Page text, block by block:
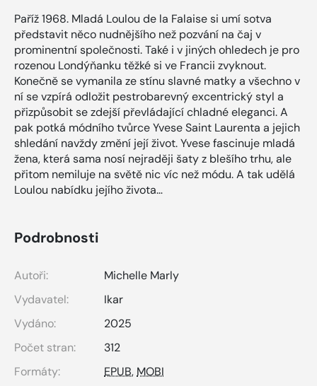
Paříž 1968. Mladá Loulou de la Falaise si umí sotva
představit něco nudnějšího než pozvání na čaj v
prominentní společnosti. Také i v jiných ohledech je pro
rozenou Londýňanku těžké si ve Francii zvyknout.
Konečně se vymanila ze stínu slavné matky a všechno v
ní se vzpírá odložit pestrobarevný excentrický styl a
přizpůsobit se zdejší převládající chladné eleganci. A
pak potká módního tvůrce Yvese Saint Laurenta a jejich
shledání navždy změní její život. Yvese fascinuje mladá
žena, která sama nosí nejraději šaty z blešího trhu, ale
přitom nemiluje na světě nic víc než módu. A tak udělá
Loulou nabídku jejího života…
Podrobnosti
Autoři:
Michelle Marly
Vydavatel:
Ikar
Vydáno:
2025
Počet stran:
312
Formáty:
EPUB, MOBI